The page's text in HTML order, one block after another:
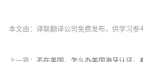
本文由：译联翻译公司免费发布，供学习参
上一篇： 不在美国，怎么办美国海牙认证，